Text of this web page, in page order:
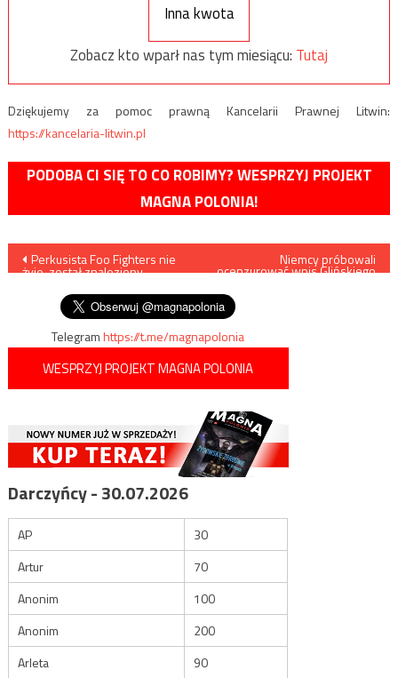
Inna kwota
Zobacz kto wparł nas tym miesiącu: Tutaj
Dziękujemy za pomoc prawną Kancelarii Prawnej Litwin:
https://kancelaria-litwin.pl
PODOBA CI SIĘ TO CO ROBIMY? WESPRZYJ PROJEKT
MAGNA POLONIA!
Nawigacja
wpisu
Perkusista Foo Fighters nie
żyje, został znaleziony
Niemcy próbowali
ocenzurować wpis Glińskiego
Telegramhttps://t.me/magnapolonia
WESPRZYJ PROJEKT MAGNA POLONIA
Darczyńcy - 30.07.2026
AP
30
Artur
70
Anonim
100
Anonim
200
Arleta
90